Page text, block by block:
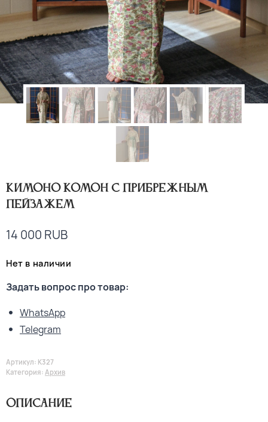
Кимоно комон с прибрежным
пейзажем
14 000 RUB
Нет в наличии
Задать вопрос про товар:
WhatsApp
Telegram
Артикул: K327
Категория: Архив
Описание